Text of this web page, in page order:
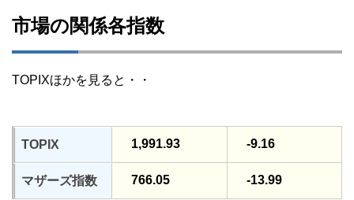
市場の関係各指数
TOPIXほかを見ると・・
TOPIX 1,991.93 -9.16
マザーズ指数 766.05 -13.99